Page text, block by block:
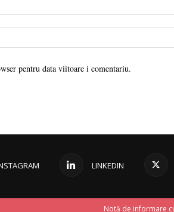
pentru data viitoare i comentariu.
LINKEDIN
Notă de informare